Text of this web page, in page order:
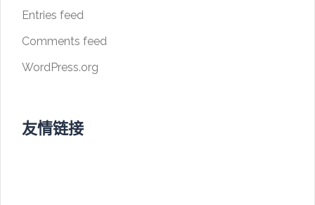
Entries feed
Comments feed
WordPress.org
友情链接